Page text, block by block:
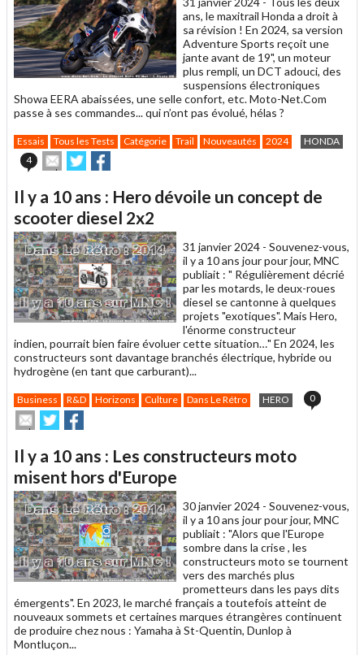
ans, le maxitrail Honda a droit à
sa révision ! En 2024, sa version
Adventure Sports reçoit une
jante avant de 19", un moteur
plus rempli, un DCT adouci, des
suspensions électroniques
Showa EERA abaissées, une selle confort, etc. Moto-Net.Com
passe à ses commandes... qui n’ont pas évolué, hélas ?
Essais Tous les Tests Catégorie Trail Nouveautés 2024
HONDA
4
Envoyer
cet
à
un
ami
Partager
sur sur
Il y a 10 ans : Hero dévoile un concept de
scooter diesel 2x2
31 janvier 2024 - Souvenez-vous,
il y a 10 ans jour pour jour, MNC
publiait : " Régulièrement décrié
par les motards, le deux-roues
diesel se cantonne à quelques
projets "exotiques". Mais Hero,
l'énorme constructeur
indien, pourrait bien faire évoluer cette situation…" En 2024, les
constructeurs sont davantage branchés électrique, hybride ou
hydrogène (en tant que carburant)...
Business R&D Horizons Culture Dans Le Rétro HERO 0
Envoyer
cet
un
ami
Partager
sur
sur
Il y a 10 ans : Les constructeurs moto
misent hors d'Europe
30 janvier 2024 - Souvenez-vous,
il y a 10 ans jour pour jour, MNC
publiait : "Alors que l'Europe
sombre dans la crise , les
constructeurs moto se tournent
vers des marchés plus
prometteurs dans les pays dits
émergents". En 2023, le marché français a toutefois atteint de
nouveaux sommets et certaines marques étrangères continuent
de produire chez nous : Yamaha à St-Quentin, Dunlop à
Montluçon...